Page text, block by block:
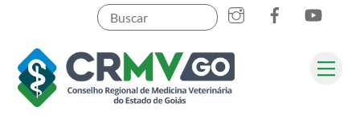
content